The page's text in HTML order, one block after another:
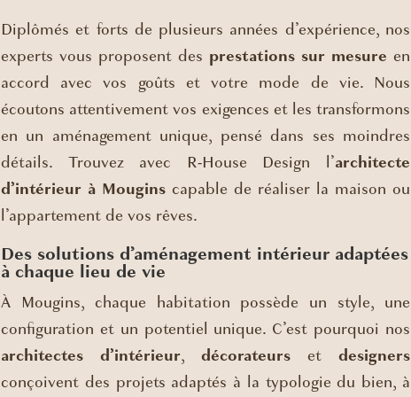
Diplômés et forts de plusieurs années d’expérience, nos
experts vous proposent des prestations sur mesure en
accord avec vos goûts et votre mode de vie. Nous
écoutons attentivement vos exigences et les transformons
en un aménagement unique, pensé dans ses moindres
détails. Trouvez avec R-House Design l’architecte
d’intérieur à Mougins capable de réaliser la maison ou
l’appartement de vos rêves.
Des solutions d’aménagement intérieur adaptées
à chaque lieu de vie
À Mougins, chaque habitation possède un style, une
configuration et un potentiel unique. C’est pourquoi nos
architectes d’intérieur, décorateurs et designers
conçoivent des projets adaptés à la typologie du bien, à